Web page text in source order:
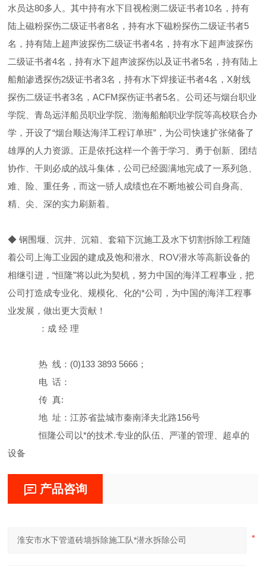
水员达80多人。其中持有水下目视检测二级证书者10名，持有
陆上磁粉探伤二级证书者8名，持有水下磁粉探伤二级证书者5
名，持有陆上超声波探伤二级证书者4名，持有水下超声波探伤
二级证书者4名，持有水下超声波探伤以及证书者5名，持有陆上
船舶渗透探伤2级证书者3名，持有水下焊接证书者4名，X射线
探伤二级证书者3名，ACFM探伤证书者5名。公司还与烟台职业
学院、青岛远洋船员职业学院、渤海船舶职业学院等高校联合办
学，开设了“烟台顺达海洋工程订单班”，为公司快速扩张储备了
雄厚的人力资源。正是依托这样一个善于学习、勇于创新、团结
协作、干则必成的战斗集体，公司已经圆满地完成了一系列急、
难、险、重任务，而这一骄人成绩也在不断地被公司自身高、
精、尖、深的实力刷新着。
◆ 钢围堰、沉井、沉箱、套箱下沉施工及水下切割拆除工程随
着公司上海工业园的建成及饱和潜水、ROV潜水等高新设备的
相继引进，“恒隆”将以此为契机，努力中国的海洋工程事业，把
公司打造成专业化、规模化、化的*公司，为中国的海洋工程事
业发展，做出更大贡献！
：成 经 理
热 线：(0)133 3893 5666；
电 话：
传 真:
地 址：江苏省盐城市秦南泽夫北路156号
恒隆公司以*的技术.专业的队伍、严谨的管理、超卓的
设备
产品咨询